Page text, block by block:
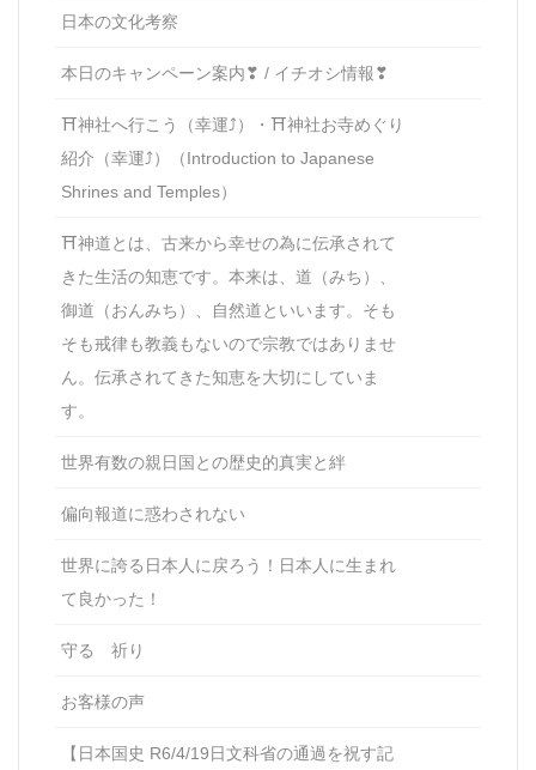
日本の文化考察
本日のキャンペーン案内❣ / イチオシ情報❣
⛩神社へ行こう（幸運⤴）・⛩神社お寺めぐり
紹介（幸運⤴）（Introduction to Japanese
Shrines and Temples）
⛩神道とは、古来から幸せの為に伝承されて
きた生活の知恵です。本来は、道（みち）、
御道（おんみち）、自然道といいます。そも
そも戒律も教義もないので宗教ではありませ
ん。伝承されてきた知恵を大切にしていま
す。
世界有数の親日国との歴史的真実と絆
偏向報道に惑わされない
世界に誇る日本人に戻ろう！日本人に生まれ
て良かった！
守る 祈り
お客様の声
【日本国史 R6/4/19日文科省の通過を祝す記